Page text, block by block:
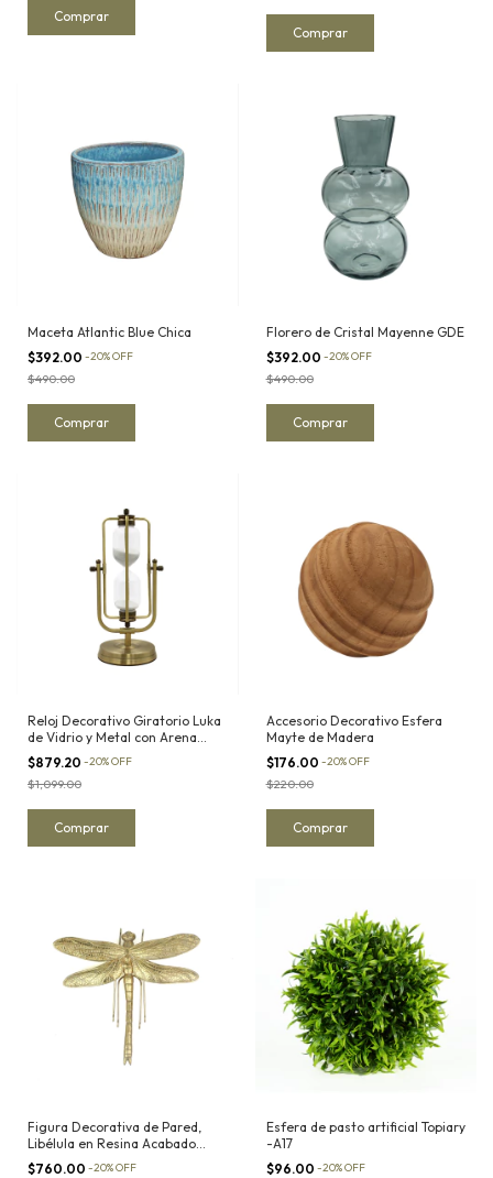
Maceta Atlantic Blue Chica
$392.00 -20%OFF
$490.00
Florero de Cristal Mayenne GDE
$392.00 -20%OFF
$490.00
Reloj Decorativo Giratorio Luka
de Vidrio y Metal con Arena
Blanca
$879.20 -20%OFF
$1,099.00
Accesorio Decorativo Esfera
Mayte de Madera
$176.00 -20%OFF
$220.00
Figura Decorativa de Pared,
Libélula en Resina Acabado
Dorado I
$760.00 -20%OFF
Esfera de pasto artificial Topiary
-A17
$96.00 -20%OFF